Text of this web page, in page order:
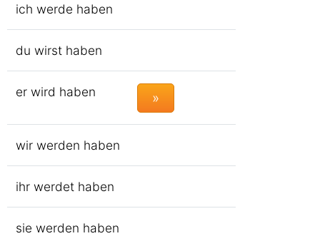
ich werde haben
du wirst haben
er wird haben »
wir werden haben
ihr werdet haben
sie werden haben